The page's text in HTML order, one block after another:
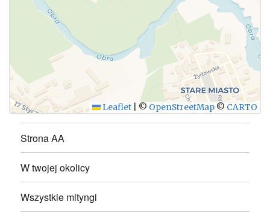
WYŚLIJ
Leaflet © OpenStreetMap © CARTO
Strona AA
W twojej okolicy
Wszystkie mityngi